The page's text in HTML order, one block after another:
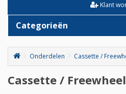
Klant
Categorieën
Onderdelen Cassette /
Cassette /